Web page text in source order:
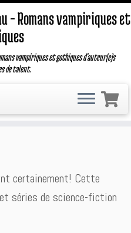
– Romans vampiriques et
vampiriques et gothiques d'auteur(e)s
de talent.
certainement! Cette
séries de science-fiction